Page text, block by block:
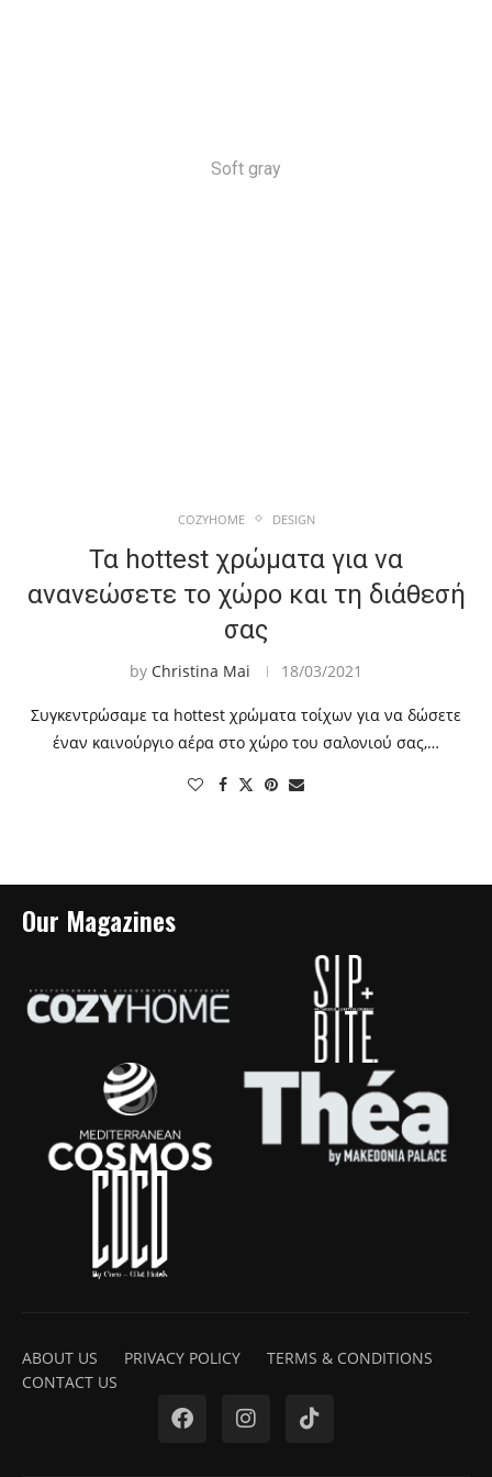
Soft gray
COZYHOME DESIGN
Τα hottest χρώματα για να
ανανεώσετε το χώρο και τη διάθεσή
σας
by Christina Mai 18/03/2021
Συγκεντρώσαμε τα hottest χρώματα τοίχων για να δώσετε
έναν καινούργιο αέρα στο χώρο του σαλονιού σας,…
Our Magazines
ABOUT US PRIVACY POLICY
TERMS & CONDITIONS
CONTACT US